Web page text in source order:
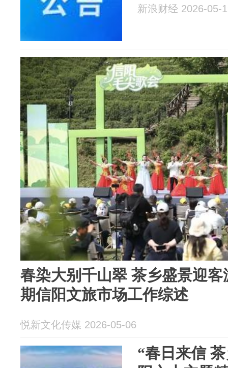
新浪财经 2026-05-
春染大别千山翠 茶乡盛景迎客
期信阳文旅市场工作综述
悦新文化传媒 2026-05-06
“春日来信